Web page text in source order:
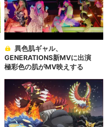
GENERATIONS新MVに出演
極彩色の肌がMV映えする